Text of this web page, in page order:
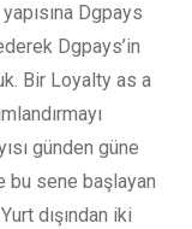
Dgpays
Dgpays’in
Bir Loyalty as a
günden güne
bu sene başlayan
dışından iki